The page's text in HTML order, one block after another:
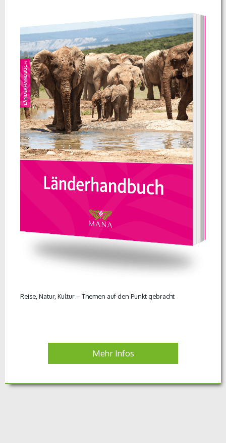
Reise, Natur, Kultur – Themen auf den Punkt gebracht
Mehr Infos